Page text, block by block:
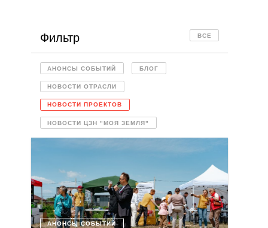
ВСЕ
Фильтр
АНОНСЫ СОБЫТИЙ БЛОГ
НОВОСТИ ОТРАСЛИ
НОВОСТИ ПРОЕКТОВ
НОВОСТИ ЦЗН "МОЯ ЗЕМЛЯ"
АНОНСЫ СОБЫТИЙ